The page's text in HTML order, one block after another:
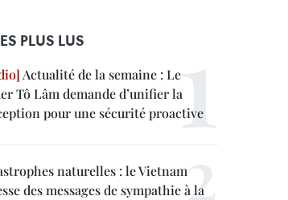
PLUS LUS
Actualité de la semaine : Le
Tô Lâm demande d’unifier la
pour une sécurité proactive
naturelles : le Vietnam
des messages de sympathie à la